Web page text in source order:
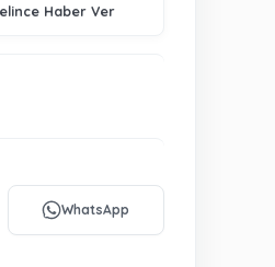
Haber Ver